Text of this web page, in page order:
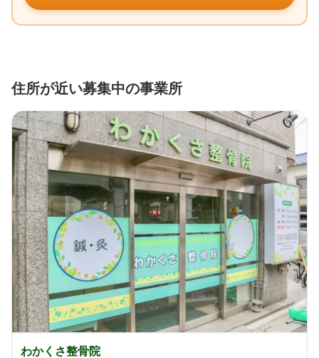
住所が近い募集中の事業所
わかくさ整骨院